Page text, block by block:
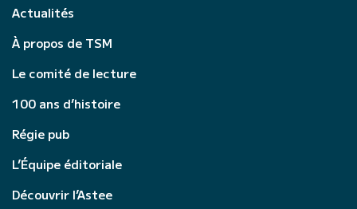
Actualités
À propos de TSM
Le comité de lecture
100 ans d’histoire
Régie pub
L’Équipe éditoriale
Découvrir l’Astee